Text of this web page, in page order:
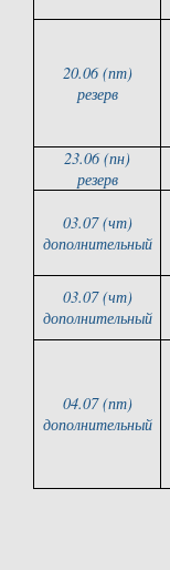
20.06 (пт)
резерв
23.06 (пн)
резерв
03.07 (чт)
дополнительный
03.07 (чт)
дополнительный
04.07 (пт)
дополнительный